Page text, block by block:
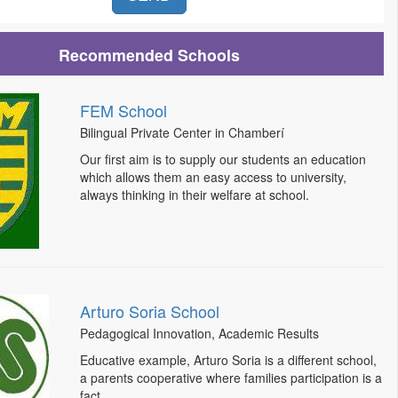
Recommended Schools
FEM School
Bilingual Private Center in Chamberí
Our first aim is to supply our students an education
which allows them an easy access to university,
always thinking in their welfare at school.
Arturo Soria School
Pedagogical Innovation, Academic Results
Educative example, Arturo Soria is a different school,
a parents cooperative where families participation is a